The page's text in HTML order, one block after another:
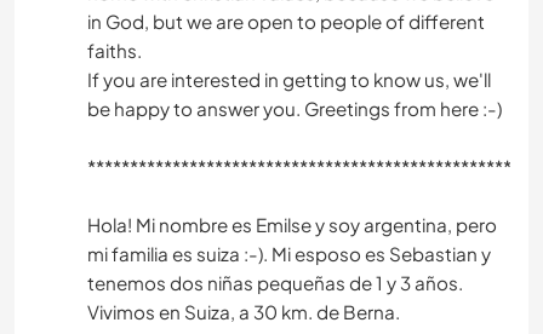
in God, but we are open to people of different
faiths.
If you are interested in getting to know us, we'll
be happy to answer you. Greetings from here :-)
Hola! Mi nombre es Emilse y soy argentina, pero
mi familia es suiza :-). Mi esposo es Sebastian y
tenemos dos niñas pequeñas de 1 y 3 años.
Vivimos en Suiza, a 30 km. de Berna.